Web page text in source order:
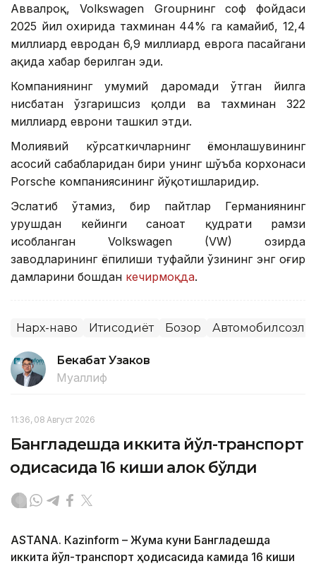
Аввалроқ, Volkswagen Groupнинг соф фойдаси
2025 йил охирида тахминан 44% га камайиб, 12,4
миллиард евродан 6,9 миллиард еврога пасайгани
ҳақида хабар берилган эди.
Компаниянинг умумий даромади ўтган йилга
нисбатан ўзгаришсиз қолди ва тахминан 322
миллиард еврони ташкил этди.
Молиявий кўрсаткичларнинг ёмонлашувининг
асосий сабабларидан бири унинг шўъба корхонаси
Porsche компаниясининг йўқотишларидир.
Эслатиб ўтамиз, бир пайтлар Германиянинг
урушдан кейинги саноат қудрати рамзи
ҳисобланган Volkswagen (VW) ҳозирда
заводларининг ёпилиши туфайли ўзининг энг оғир
дамларини бошдан кечирмоқда.
Нарх-наво Иқтисодиёт Бозор
Бекабат Узаков
Муаллиф
11:36, 08 Август 2026
Бангладешда иккита йўл-транспорт
ҳодисасида 16 киши ҳалок бўлди
ASTANА. Кazinform – Жума куни Бангладешда
иккита йўл-транспорт ҳодисасида камида 16 киши